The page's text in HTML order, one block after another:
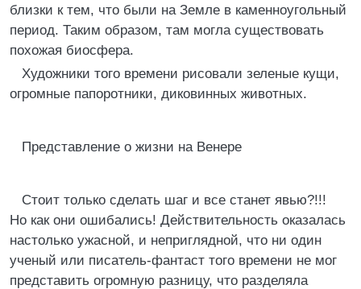
близки к тем, что были на Земле в каменноугольный
период. Таким образом, там могла существовать
похожая биосфера.
Художники того времени рисовали зеленые кущи,
огромные папоротники, диковинных животных.
Представление о жизни на Венере
Стоит только сделать шаг и все станет явью?!!!
Но как они ошибались! Действительность оказалась
настолько ужасной, и неприглядной, что ни один
ученый или писатель-фантаст того времени не мог
представить огромную разницу, что разделяла